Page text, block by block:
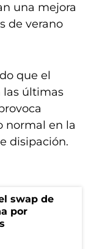
una mejora
de verano
que el
las últimas
normal en la
disipación.
swap de
por